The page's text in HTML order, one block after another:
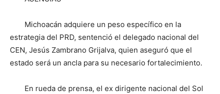
Michoacán adquiere un peso específico en la
estrategia del PRD, sentenció el delegado nacional del
CEN, Jesús Zambrano Grijalva, quien aseguró que el
estado será un ancla para su necesario fortalecimiento.
En rueda de prensa, el ex dirigente nacional del Sol